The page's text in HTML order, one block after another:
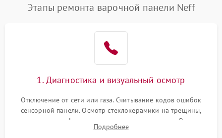
Этапы ремонта варочной панели Neff
1. Диагностика и визуальный осмотр
Отключение от сети или газа. Считывание кодов ошибок
сенсорной панели. Осмотр стеклокерамики на трещины,
проверка конфорок на равномерность нагрева. Опрос
клиента о симптомах (не включается, не видит посуду,
Подробнее